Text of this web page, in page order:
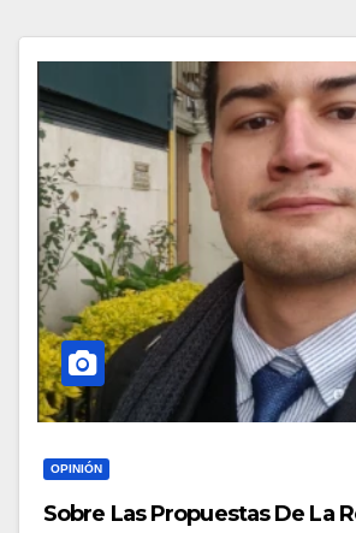
OPINIÓN
Sobre Las Propuestas De La